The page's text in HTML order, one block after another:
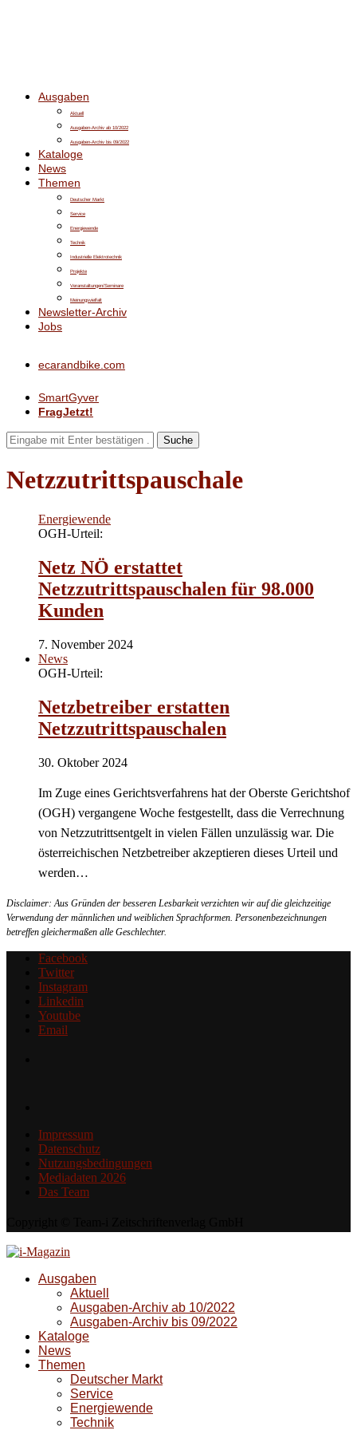
Ausgaben
Aktuell
Ausgaben-Archiv ab 10/2022
Ausgaben-Archiv bis 09/2022
Kataloge
News
Themen
Deutscher Markt
Service
Energiewende
Technik
Industrielle Elektrotechnik
Projekte
Veranstaltungen/Seminare
Meinungsvielfalt
Newsletter-Archiv
Jobs
ecarandbike.com
SmartGyver
FragJetzt!
Suche
Netzzutrittspauschale
Energiewende
OGH-Urteil:
Netz NÖ erstattet
Netzzutrittspauschalen für 98.000
Kunden
7. November 2024
News
OGH-Urteil:
Netzbetreiber erstatten
Netzzutrittspauschalen
30. Oktober 2024
Im Zuge eines Gerichtsverfahrens hat der Oberste Gerichtshof
(OGH) vergangene Woche festgestellt, dass die Verrechnung
von Netzzutrittsentgelt in vielen Fällen unzulässig war. Die
österreichischen Netzbetreiber akzeptieren dieses Urteil und
werden…
Disclaimer: Aus Gründen der besseren Lesbarkeit verzichten wir auf die gleichzeitige
Verwendung der männlichen und weiblichen Sprachformen. Personenbezeichnungen
betreffen gleichermaßen alle Geschlechter.
Facebook
Twitter
Instagram
Linkedin
Youtube
Email
Impressum
Datenschutz
Nutzungsbedingungen
Mediadaten 2026
Das Team
Ausgaben
Aktuell
Ausgaben-Archiv ab 10/2022
Ausgaben-Archiv bis 09/2022
Kataloge
News
Themen
Deutscher Markt
Service
Energiewende
Technik